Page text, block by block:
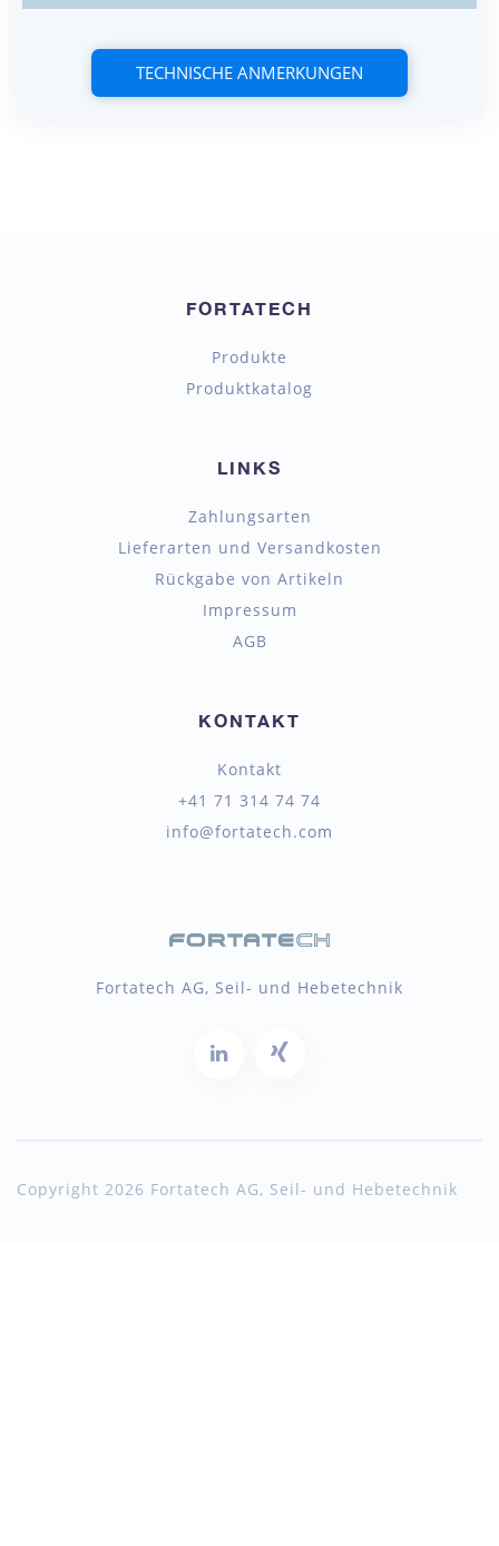
TECHNISCHE ANMERKUNGEN
FORTATECH
Produkte
Produktkatalog
LINKS
Zahlungsarten
Lieferarten und Versandkosten
Rückgabe von Artikeln
Impressum
AGB
KONTAKT
Kontakt
+41 71 314 74 74
info@fortatech.com
Fortatech AG, Seil- und Hebetechnik
Copyright 2026 Fortatech AG, Seil- und Hebetechnik